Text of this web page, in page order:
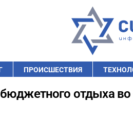
ПРОИСШЕСТВИЯ
отдыха